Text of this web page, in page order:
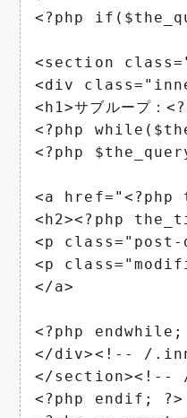
<?php
<section
<div
<h1>サブループ
<?php
<?php
<a href="<?php
<h2><?php
<p class="post-
<p
</a>
<?php endwhile;
</div><!-- /
</section><!--
<?php endif; ?>